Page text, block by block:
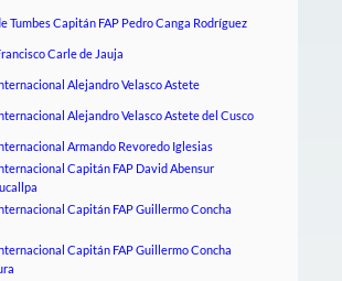
Tumbes Capitán FAP Pedro Canga Rodríguez
Carle de Jauja
Alejandro Velasco Astete
Alejandro Velasco Astete del Cusco
Armando Revoredo Iglesias
Capitán FAP David Abensur
Capitán FAP Guillermo Concha
Capitán FAP Guillermo Concha